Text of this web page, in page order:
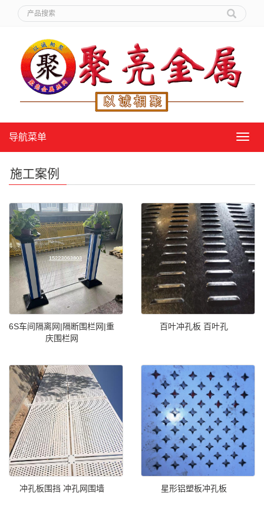
导
导航菜单
施工案例
6S车间隔离网|隔断围栏网|重
庆围栏网
百叶冲孔板 百叶孔
冲孔板围挡 冲孔网围墙 星形铝塑板冲孔板